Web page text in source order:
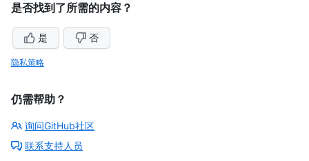
是否找到了所需的内容？
是 否
隐私策略
仍需帮助？
询问GitHub社区
联系支持人员